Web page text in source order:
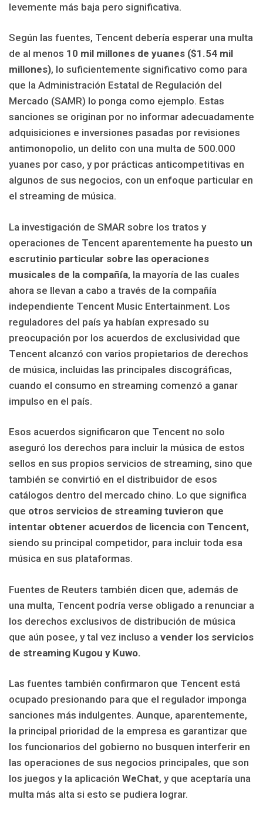
levemente más baja pero significativa.
Según las fuentes, Tencent debería esperar una multa
de al menos 10 mil millones de yuanes ($1.54 mil
millones), lo suficientemente significativo como para
que la Administración Estatal de Regulación del
Mercado (SAMR) lo ponga como ejemplo. Estas
sanciones se originan por no informar adecuadamente
adquisiciones e inversiones pasadas por revisiones
antimonopolio, un delito con una multa de 500.000
yuanes por caso, y por prácticas anticompetitivas en
algunos de sus negocios, con un enfoque particular en
el streaming de música.
La investigación de SMAR sobre los tratos y
operaciones de Tencent aparentemente ha puesto un
escrutinio particular sobre las operaciones
musicales de la compañía, la mayoría de las cuales
ahora se llevan a cabo a través de la compañía
independiente Tencent Music Entertainment. Los
reguladores del país ya habían expresado su
preocupación por los acuerdos de exclusividad que
Tencent alcanzó con varios propietarios de derechos
de música, incluidas las principales discográficas,
cuando el consumo en streaming comenzó a ganar
impulso en el país.
Esos acuerdos significaron que Tencent no solo
aseguró los derechos para incluir la música de estos
sellos en sus propios servicios de streaming, sino que
también se convirtió en el distribuidor de esos
catálogos dentro del mercado chino. Lo que significa
que otros servicios de streaming tuvieron que
intentar obtener acuerdos de licencia con Tencent,
siendo su principal competidor, para incluir toda esa
música en sus plataformas.
Fuentes de Reuters también dicen que, además de
una multa, Tencent podría verse obligado a renunciar a
los derechos exclusivos de distribución de música
que aún posee, y tal vez incluso a vender los servicios
de streaming Kugou y Kuwo.
Las fuentes también confirmaron que Tencent está
ocupado presionando para que el regulador imponga
sanciones más indulgentes. Aunque, aparentemente,
la principal prioridad de la empresa es garantizar que
los funcionarios del gobierno no busquen interferir en
las operaciones de sus negocios principales, que son
los juegos y la aplicación WeChat, y que aceptaría una
multa más alta si esto se pudiera lograr.